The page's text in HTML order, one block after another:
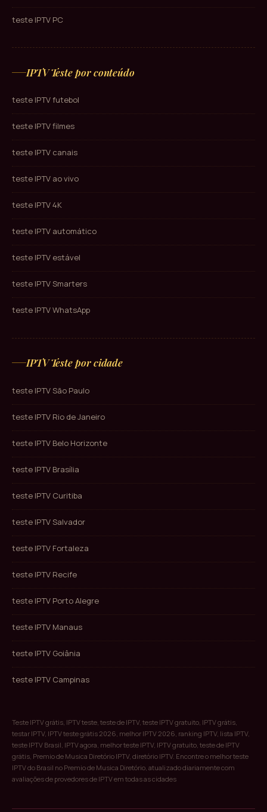
teste IPTV PC
IPTV Teste por conteúdo
teste IPTV futebol
teste IPTV filmes
teste IPTV canais
teste IPTV ao vivo
teste IPTV 4K
teste IPTV automático
teste IPTV estável
teste IPTV Smarters
teste IPTV WhatsApp
IPTV Teste por cidade
teste IPTV São Paulo
teste IPTV Rio de Janeiro
teste IPTV Belo Horizonte
teste IPTV Brasília
teste IPTV Curitiba
teste IPTV Salvador
teste IPTV Fortaleza
teste IPTV Recife
teste IPTV Porto Alegre
teste IPTV Manaus
teste IPTV Goiânia
teste IPTV Campinas
Teste IPTV grátis, IPTV teste, teste de IPTV, teste IPTV gratuito, IPTV grátis,
testar IPTV, IPTV teste grátis 2026, melhor IPTV 2026, ranking IPTV, lista IPTV,
teste IPTV Brasil, IPTV agora, melhor teste IPTV, IPTV gratuito, teste de IPTV
grátis, Premio de Musica Diretório IPTV, diretório IPTV. Encontre o melhor teste
IPTV do Brasil no Premio de Musica Diretório, atualizado diariamente com
avaliações de provedores de IPTV em todas as cidades